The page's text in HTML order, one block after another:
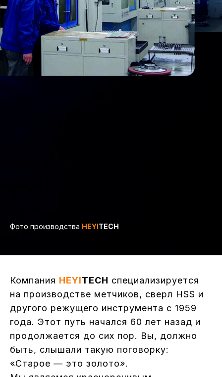
Фото производства HEYITECH
Компания HEYITECH специализируется
на производстве метчиков, сверл HSS и
другого режущего инструмента с 1959
года. Этот путь начался 60 лет назад и
продолжается до сих пор. Вы, должно
быть, слышали такую поговорку:
«Старое — это золото».